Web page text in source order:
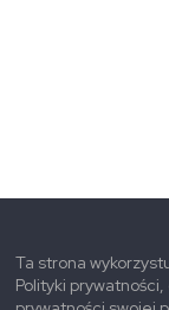
Ta strona
Polityki